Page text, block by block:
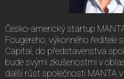
Česko-americký startup
Fougereho, výkonného ředitele
Capital, do představenstva
bude svými zkušenostmi v
další růst společnosti MANTA v